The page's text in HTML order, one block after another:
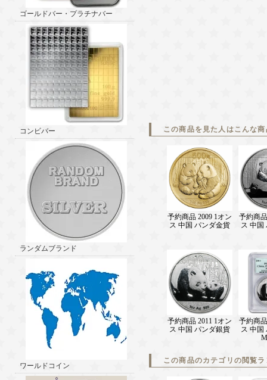
ゴールドバー・プラチナバー
コンビバー
ランダムブランド
ワールドコイン
この商品を見た人はこんな
予約商品 2009 1オン
ス 中国 パンダ金貨
予約商
ス 中国
予約商品 2011 1オン
ス 中国 パンダ銀貨
予約商
ス 中国
この商品のカテゴリの閲覧